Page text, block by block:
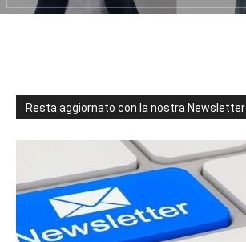
Resta aggiornato con la nostra Newsletter